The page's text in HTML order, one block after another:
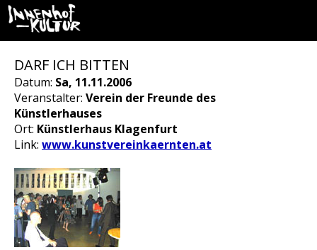
DARF ICH BITTEN
Datum: Sa, 11.11.2006
Veranstalter: Verein der Freunde des
Künstlerhauses
Ort: Künstlerhaus Klagenfurt
Link: www.kunstvereinkaernten.at